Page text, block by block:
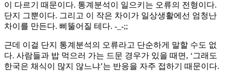
이 다르기 때문이다. 통계분석이 일으키는 오류의 전형이다.
단지 그뿐이다. 그리고 이 작은 차이가 일상생활에선 엄청난
차이를 만든다. 삐뚤어질 테다. -_-;;
근데 이걸 단지 통계분석의 오류라고 단순하게 말할 수도 없
다. 사람들과 밥 먹으러 가는 드문 경우가 있을 때면, ‘그래도
한국은 채식이 많지 않느냐’는 반응을 자주 접하기 때문이다.